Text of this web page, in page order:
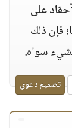
على
فإن ذلك
سواه.
تصميم دعوي